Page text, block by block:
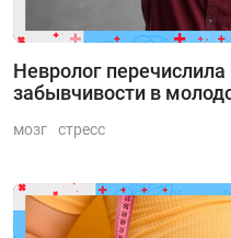
Невролог
забывчивости в
мозг стресс